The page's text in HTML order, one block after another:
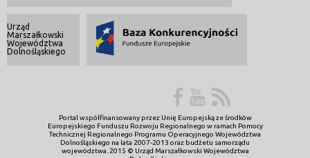
Urząd
Marszałkowski
Województwa
Dolnośląskiego
Portal współfinansowany przez Unię Europejską ze środków
Europejskiego Funduszu Rozwoju Regionalnego w ramach Pomocy
Technicznej Regionalnego Programu Operacyjnego Województwa
Dolnośląskiego na lata 2007-2013 oraz budżetu samorządu
województwa. 2015 © Urząd Marszałkowski Województwa